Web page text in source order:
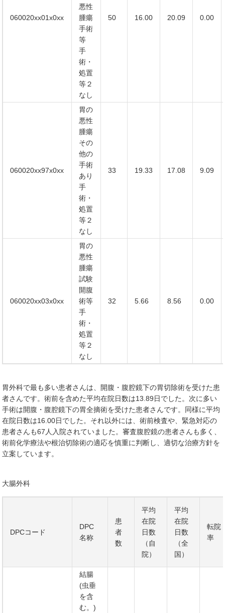
060020xx01x0xx
悪性
腫瘍
手術
等
手
術・
処置
等２
なし
50 16.00 20.09 0.00
060020xx97x0xx
胃の
悪性
腫瘍
その
他の
手術
あり
手
術・
処置
等２
なし
33 19.33 17.08 9.09
060020xx03x0xx
胃の
悪性
腫瘍
試験
開腹
術等
手
術・
処置
等２
なし
32 5.66 8.56 0.00
胃外科で最も多い患者さんは、開腹・腹腔鏡下の胃切除術を受けた患
者さんです。術前を含めた平均在院日数は13.89日でした。次に多い
手術は開腹・腹腔鏡下の胃全摘術を受けた患者さんです。同様に平均
在院日数は16.00日でした。それ以外には、術前検査や、緊急対応の
患者さんも67人入院されていました。審査腹腔鏡の患者さんも多く、
術前化学療法や根治切除術の適応を慎重に判断し、適切な治療方針を
立案しています。
大腸外科
DPCコード
DPC
名称
患
者
数
平均
在院
日数
（自
院）
平均
在院
日数
（全
国）
転院
率
結腸
(虫垂
を含
む。)